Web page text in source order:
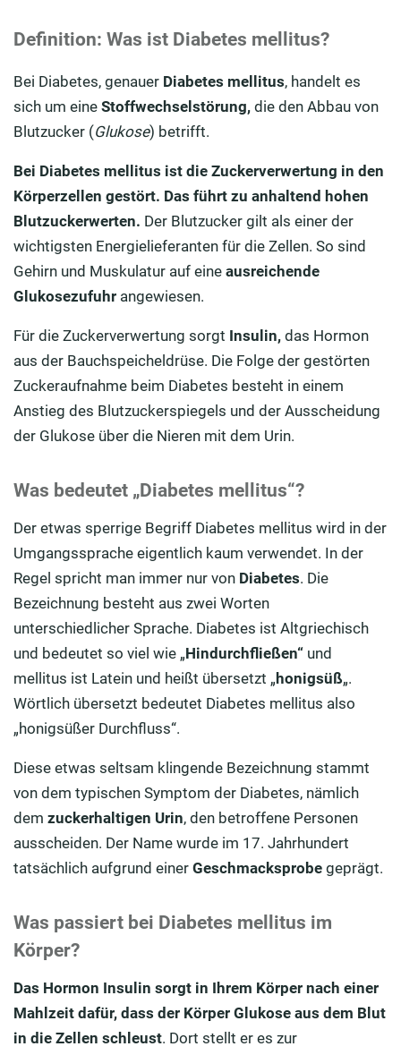
Definition: Was ist Diabetes mellitus?
Bei Diabetes, genauer Diabetes mellitus, handelt es
sich um eine Stoffwechselstörung, die den Abbau von
Blutzucker (Glukose) betrifft.
Bei Diabetes mellitus ist die Zuckerverwertung in den
Körperzellen gestört. Das führt zu anhaltend hohen
Blutzuckerwerten. Der Blutzucker gilt als einer der
wichtigsten Energielieferanten für die Zellen. So sind
Gehirn und Muskulatur auf eine ausreichende
Glukosezufuhr angewiesen.
Für die Zuckerverwertung sorgt Insulin, das Hormon
aus der Bauchspeicheldrüse. Die Folge der gestörten
Zuckeraufnahme beim Diabetes besteht in einem
Anstieg des Blutzuckerspiegels und der Ausscheidung
der Glukose über die Nieren mit dem Urin.
Was bedeutet „Diabetes mellitus“?
Der etwas sperrige Begriff Diabetes mellitus wird in der
Umgangssprache eigentlich kaum verwendet. In der
Regel spricht man immer nur von Diabetes. Die
Bezeichnung besteht aus zwei Worten
unterschiedlicher Sprache. Diabetes ist Altgriechisch
und bedeutet so viel wie „Hindurchfließen“ und
mellitus ist Latein und heißt übersetzt „honigsüß„.
Wörtlich übersetzt bedeutet Diabetes mellitus also
„honigsüßer Durchfluss“.
Diese etwas seltsam klingende Bezeichnung stammt
von dem typischen Symptom der Diabetes, nämlich
dem zuckerhaltigen Urin, den betroffene Personen
ausscheiden. Der Name wurde im 17. Jahrhundert
tatsächlich aufgrund einer Geschmacksprobe geprägt.
Was passiert bei Diabetes mellitus im
Körper?
Das Hormon Insulin sorgt in Ihrem Körper nach einer
Mahlzeit dafür, dass der Körper Glukose aus dem Blut
in die Zellen schleust. Dort stellt er es zur